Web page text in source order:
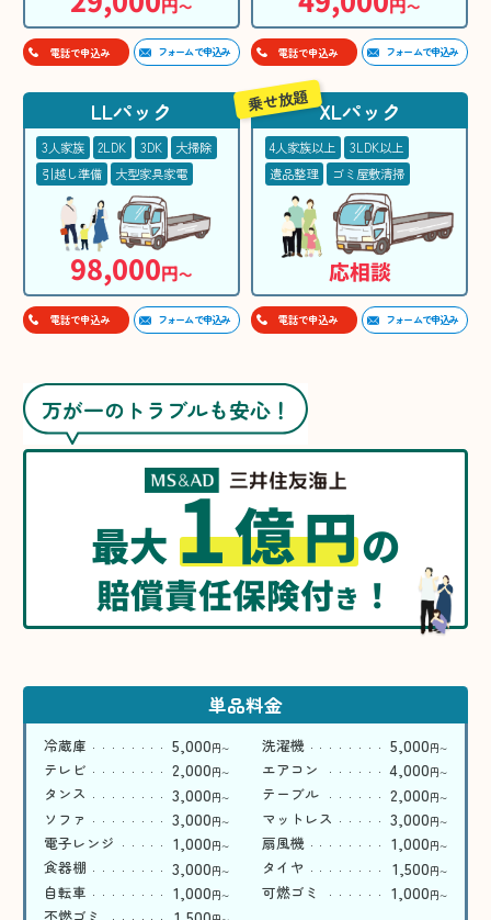
〜
電話で申込み フォームで申込み
〜
電話で申込み フォームで申込み
LLパック
3人家族 2LDK 3DK
大掃除
引越し準備
大型家具家電
98,000円〜
電話で申込み フォームで申込み
XLパック
4人家族以上
3LDK以上
遺品整理
ゴミ屋敷清掃
応相談
乗せ放題
電話で申込み フォームで申込み
万が一のトラブルも安心！
最大1億円の
賠償責任保険付き ！
単品料金
冷蔵庫 5,000円〜 洗濯機 5,000円〜
テレビ 2,000円〜 エアコン 4,000円〜
タンス 3,000円〜 テーブル 2,000円〜
ソファ 3,000円〜 マットレス 3,000円〜
電子レンジ 1,000円〜 扇風機 1,000円〜
食器棚 3,000円〜 タイヤ 1,500円〜
自転車 1,000円〜 可燃ゴミ 1,000円〜